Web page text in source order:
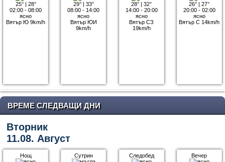
25°| 28°
02:00 - 08:00
ясно
Вятър Ю 9km/h
29°| 33°
08:00 - 14:00
ясно
Вятър ЮИ
9km/h
28° |32°
14:00 - 20:00
ясно
Вятър СЗ
19km/h
26° |27°
20:00 - 02:00
ясно
Вятър С 14km/h
ВРЕМЕ СЛЕДВАЩИ ДНИ
Вторник
11.08. Август
Нощ Сутрин Следобед Вечер